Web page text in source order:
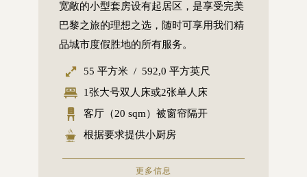
宽敞的小型套房设有起居区，是享受完美
巴黎之旅的理想之选，随时可享用我们精
品城市度假胜地的所有服务。
55 平方米 / 592,0 平方英尺
1张大号双人床或2张单人床
客厅（20 sqm）被窗帘隔开
根据要求提供小厨房
更多信息